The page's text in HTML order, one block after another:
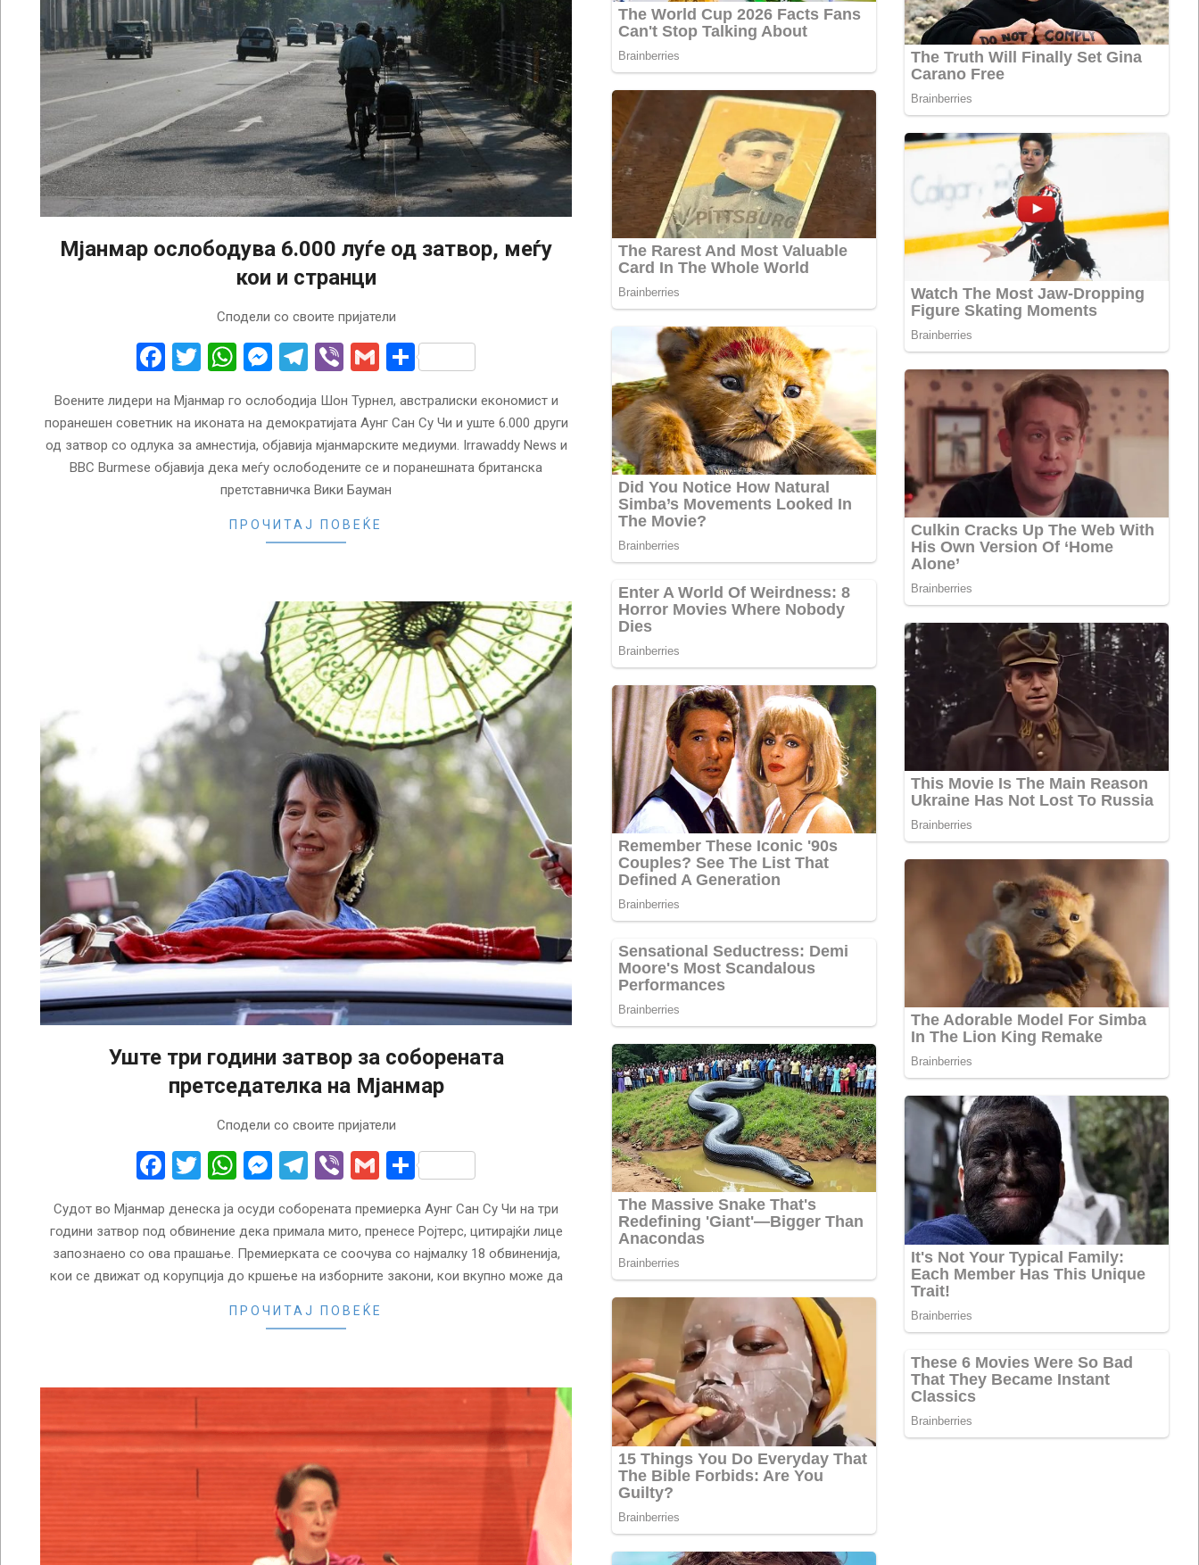
Мјанмар ослободува 6.000 луѓе од затвор, меѓу
кои и странци
Сподели со своите пријатели
Facebook
Twitter
WhatsApp
Messenger
Telegram
ViberGmailShare
Воените лидери на Мјанмар го ослободија Шон Турнел, австралиски економист и
поранешен советник на иконата на демократијата Аунг Сан Су Чи и уште 6.000 други
од затвор со одлука за амнестија, објавија мјанмарските медиуми. Irrawaddy News и
BBC Burmese објавија дека меѓу ослободените се и поранешната британска
претставничка Вики Бауман
ПРОЧИТАЈ ПОВЕЌЕ
Уште три години затвор за соборената
претседателка на Мјанмар
Сподели со своите пријатели
Facebook
Twitter
WhatsApp
Messenger
Telegram
ViberGmailShare
Судот во Мјанмар денеска ја осуди соборената премиерка Аунг Сан Су Чи на три
години затвор под обвинение дека примала мито, пренесе Ројтерс, цитирајќи лице
запознаено со ова прашање. Премиерката се соочува со најмалку 18 обвиненија,
кои се движат од корупција до кршење на изборните закони, кои вкупно може да
ПРОЧИТАЈ ПОВЕЌЕ